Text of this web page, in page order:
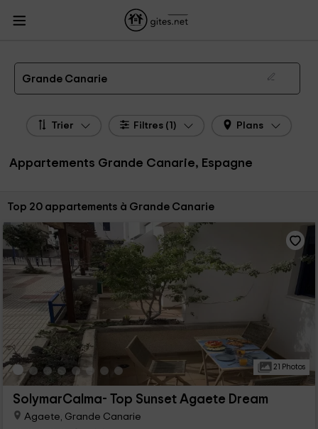
Appartements Espagne
Canaries
Appartements Grande Canarie
Grande Canarie
Trier Filtres (1) Plans
Appartements Grande Canarie, Espagne
Trier par:
Top 20 appartements à Grande Canarie
21 Photos
SolymarCalma- Top Sunset Agaete Dream
Agaete, Grande Canarie